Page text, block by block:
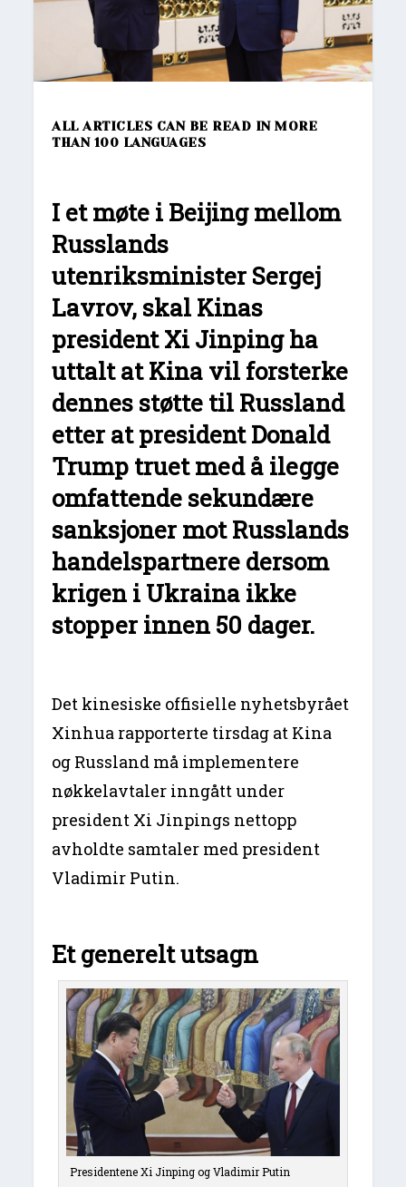
ALL ARTICLES CAN BE READ IN MORE
THAN 100 LANGUAGES
I et møte i Beijing mellom
Russlands
utenriksminister Sergej
Lavrov, skal Kinas
president Xi Jinping ha
uttalt at Kina vil forsterke
dennes støtte til Russland
etter at president Donald
Trump truet med å ilegge
omfattende sekundære
sanksjoner mot Russlands
handelspartnere dersom
krigen i Ukraina ikke
stopper innen 50 dager.
Det kinesiske offisielle nyhetsbyrået
Xinhua rapporterte tirsdag at Kina
og Russland må implementere
nøkkelavtaler inngått under
president Xi Jinpings nettopp
avholdte samtaler med president
Vladimir Putin.
Et generelt utsagn
Presidentene Xi Jinping og Vladimir Putin